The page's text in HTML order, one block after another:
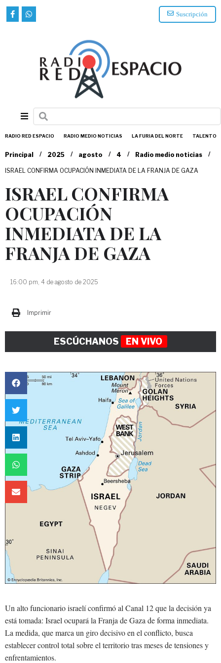
Suscripción
RADIO RED ESPACIO RADIO MEDIO NOTICIAS LA FURIA DEL NORTE TALENTO
Principal / 2025 / agosto / 4 / Radio medio noticias /
ISRAEL CONFIRMA OCUPACIÓN INMEDIATA DE LA FRANJA DE GAZA
ISRAEL CONFIRMA
OCUPACIÓN
INMEDIATA DE LA
FRANJA DE GAZA
16:00 pm, 4 de agosto de 2025
Imprimir
ESCÚCHANOS EN VIVO
Un alto funcionario israelí confirmó al Canal 12 que la decisión ya
está tomada: Israel ocupará la Franja de Gaza de forma inmediata.
La medida, que marca un giro decisivo en el conflicto, busca
establecer control total sobre el territorio tras meses de tensiones y
enfrentamientos.